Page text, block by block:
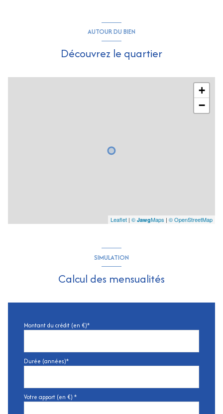
AUTOUR DU BIEN
Découvrez le quartier
+
−
Leaflet | © JawgMaps | © OpenStreetMap
SIMULATION
Calcul des mensualités
Montant du crédit (en €)*
Durée (années)*
Votre apport (en €) *